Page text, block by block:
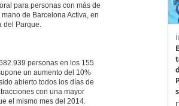
para personas con más de
de Barcelona Activa, en
del Parque.
personas en los 155
un aumento del 10%
abierto todos los días de
con una mayor
el mismo mes del 2014.